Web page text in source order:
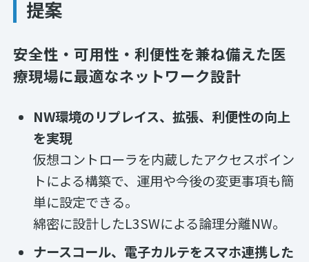
提案
安全性・可用性・利便性を兼ね備えた医
療現場に最適なネットワーク設計
NW環境のリプレイス、拡張、利便性の向上
を実現
仮想コントローラを内蔵したアクセスポイン
トによる構築で、運用や今後の変更事項も簡
単に設定できる。
綿密に設計したL3SWによる論理分離NW。
ナースコール、電子カルテをスマホ連携した